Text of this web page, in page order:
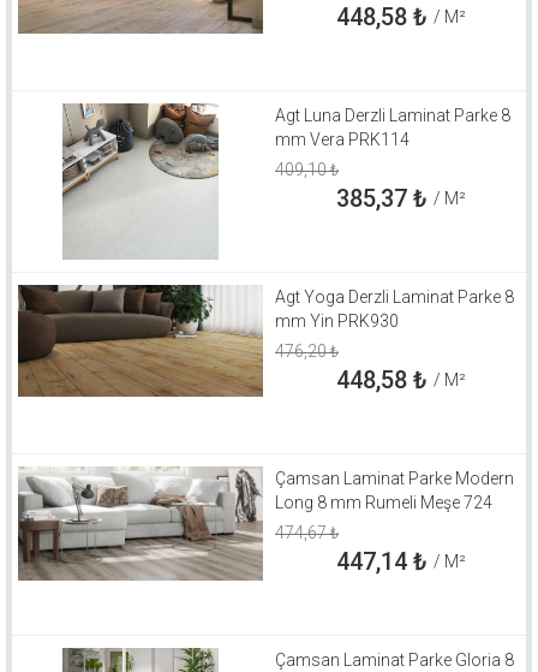
448,58₺ / M²
Agt Luna Derzli Laminat Parke 8
mm Vera PRK114
409,10₺
385,37₺ / M²
Agt Yoga Derzli Laminat Parke 8
mm Yin PRK930
476,20₺
448,58₺ / M²
Çamsan Laminat Parke Modern
Long 8 mm Rumeli Meşe 724
474,67₺
447,14₺ / M²
Çamsan Laminat Parke Gloria 8